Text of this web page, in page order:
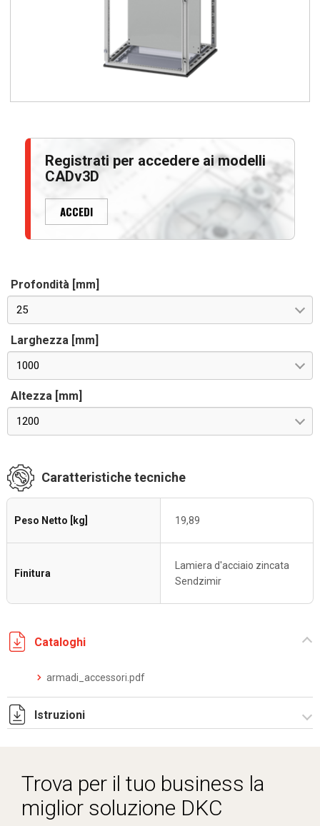
Registrati per accedere ai modelli
CADv3D
ACCEDI
Profondità [mm]
25
Larghezza [mm]
1000
Altezza [mm]
1200
Caratteristiche tecniche
Peso Netto [kg] 19,89
Finitura
Lamiera d'acciaio zincata
Sendzimir
Cataloghi
armadi_accessori.pdf
Istruzioni
Trova per il tuo business la
miglior soluzione DKC